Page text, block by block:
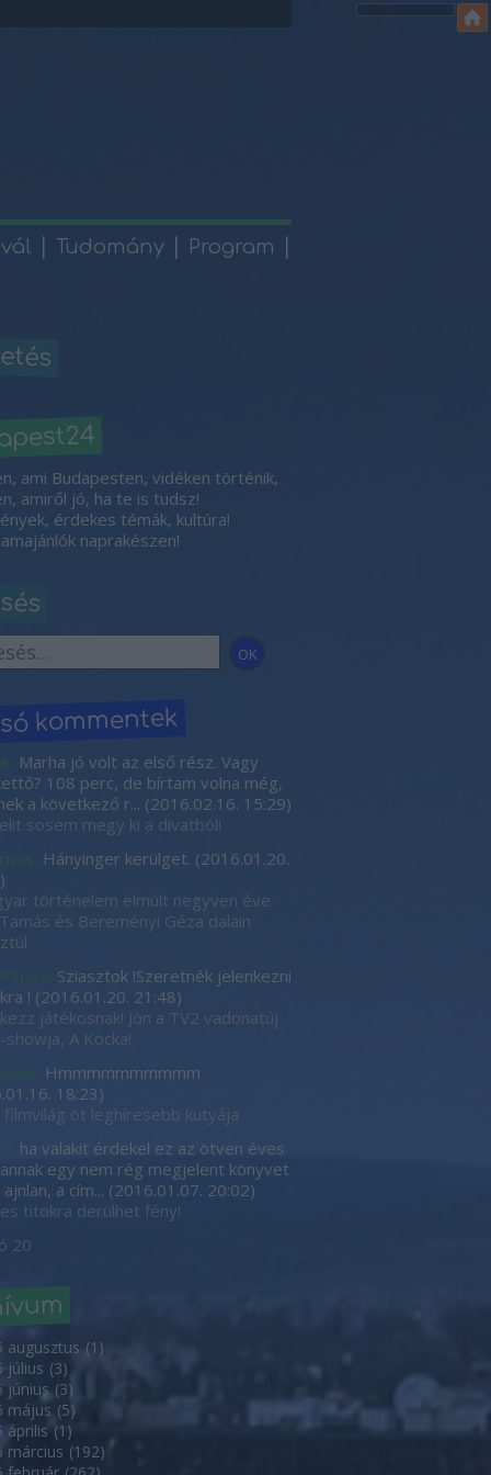
Tudomány Program
ami Budapesten, vidéken történik,
amiről jó, ha te is tudsz!
érdekes témák, kultúra!
naprakészen!
kommentek
Marha jó volt az első rész. Vagy
108 perc, de bírtam volna még,
a következő r... (2016.02.16. 15:29)
sosem megy ki a divatból!
Hányinger kerülget. (2016.01.20.
)
történelem elmúlt negyven éve
és Bereményi Géza dalain
Sziasztok !Szeretnék jelenkezni
! (2016.01.20. 21:48)
játékosnak! Jön a TV2 vadonatúj
showja, A Kocka!
Hmmmmmmmmmm
18:23)
filmvilág öt leghíresebb kutyája
ha valakit érdekel ez az ötven éves
egy nem rég megjelent könyvet
a cím... (2016.01.07. 20:02)
titokra derülhet fény!
20
augusztus (1 )
július (3)
június (3)
május (5)
április (1 )
március (192)